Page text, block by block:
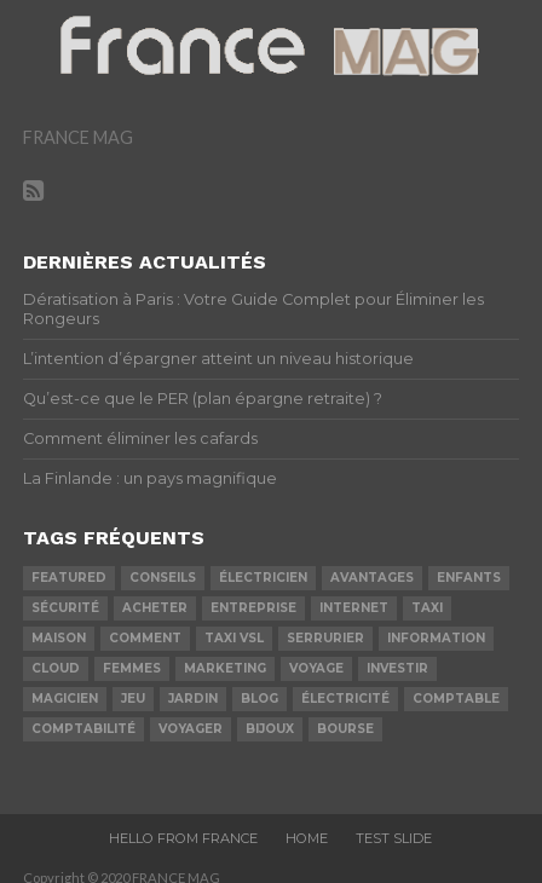
FRANCE MAG
DERNIÈRES ACTUALITÉS
Dératisation à Paris : Votre Guide Complet pour Éliminer les
Rongeurs
L’intention d’épargner atteint un niveau historique
Qu’est-ce que le PER (plan épargne retraite) ?
Comment éliminer les cafards
La Finlande : un pays magnifique
TAGS FRÉQUENTS
FEATURED CONSEILS ÉLECTRICIEN AVANTAGES
ENFANTS
SÉCURITÉ
ACHETER ENTREPRISE INTERNET
TAXI
MAISON
COMMENT TAXI VSL SERRURIER
INFORMATION
CLOUD
FEMMES MARKETING VOYAGE
INVESTIR
MAGICIEN
JEU JARDIN BLOG ÉLECTRICITÉ
COMPTABLE
COMPTABILITÉ
VOYAGER BIJOUX BOURSE
HELLO FROM FRANCE HOME TEST SLIDE
Copyright © 2020 FRANCE MAG